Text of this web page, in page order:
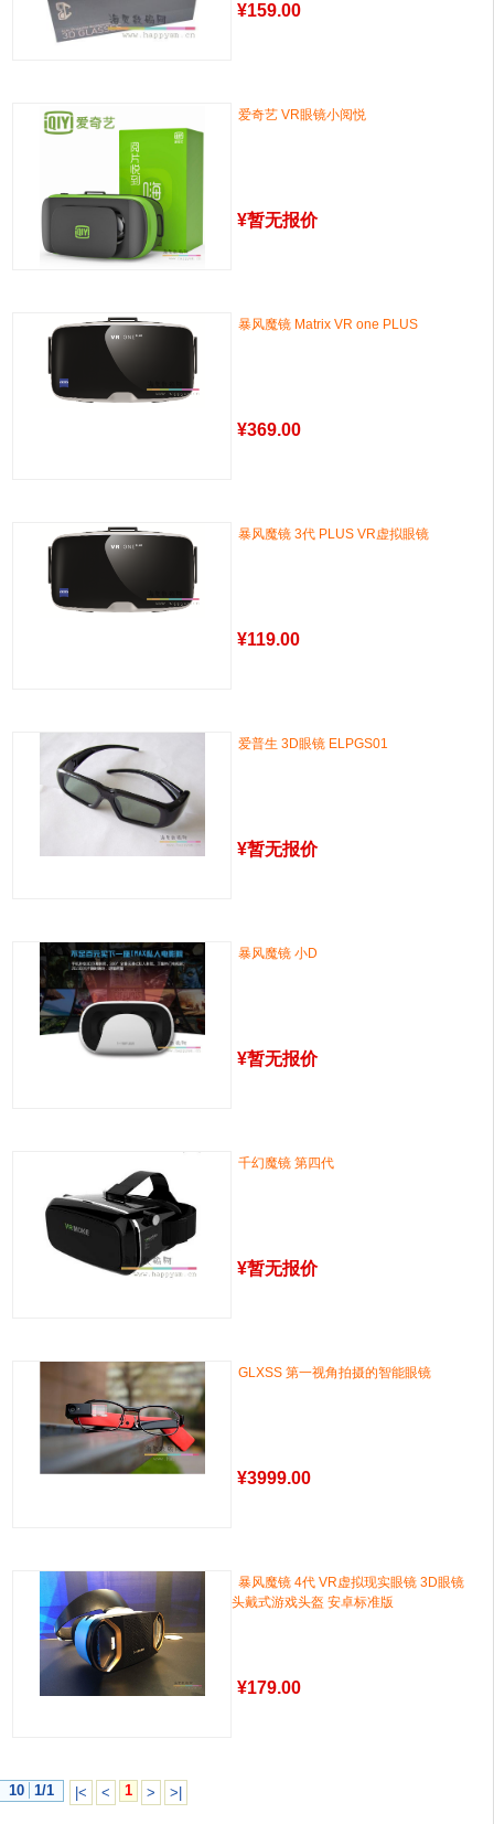
¥159.00
爱奇艺 VR眼镜小阅悦
¥暂无报价
暴风魔镜 Matrix VR one PLUS
¥369.00
暴风魔镜 3代 PLUS VR虚拟眼镜
¥119.00
爱普生 3D眼镜 ELPGS01
¥暂无报价
暴风魔镜 小D
¥暂无报价
千幻魔镜 第四代
¥暂无报价
GLXSS 第一视角拍摄的智能眼镜
¥3999.00
暴风魔镜 4代 VR虚拟现实眼镜 3D眼镜
头戴式游戏头盔 安卓标准版
¥179.00
10 1/1 |< < 1 > >|